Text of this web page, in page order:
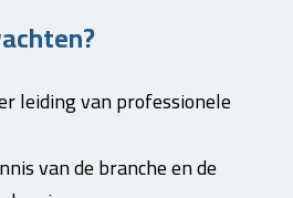
leiding van professionele
van de branche en de